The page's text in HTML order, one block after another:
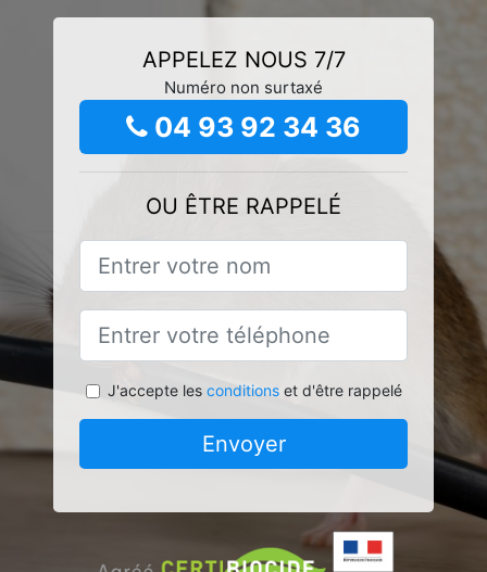
APPELEZ NOUS 7/7
Numéro non surtaxé
04 93 92 34 36
OU ÊTRE RAPPELÉ
J'accepte les conditionset d'être rappelé
Envoyer